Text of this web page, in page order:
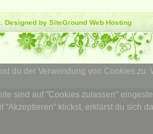
Designed by SiteGroundWeb Hosting
du der Verwendung von Cookies zu.
sind auf "Cookies zulassen"
klickst, erklärst du sich